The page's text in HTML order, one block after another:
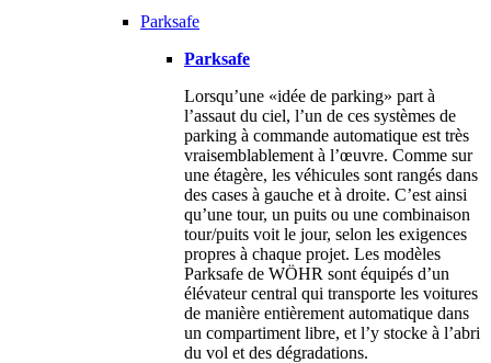
Parksafe
Parksafe
Lorsqu’une «idée de parking» part à
l’assaut du ciel, l’un de ces systèmes de
parking à commande automatique est très
vraisemblablement à l’œuvre. Comme sur
une étagère, les véhicules sont rangés dans
des cases à gauche et à droite. C’est ainsi
qu’une tour, un puits ou une combinaison
tour/puits voit le jour, selon les exigences
propres à chaque projet. Les modèles
Parksafe de WÖHR sont équipés d’un
élévateur central qui transporte les voitures
de manière entièrement automatique dans
un compartiment libre, et l’y stocke à l’abri
du vol et des dégradations.